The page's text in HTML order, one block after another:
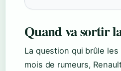
Quand va sortir
La question qui brûle
mois de rumeurs,